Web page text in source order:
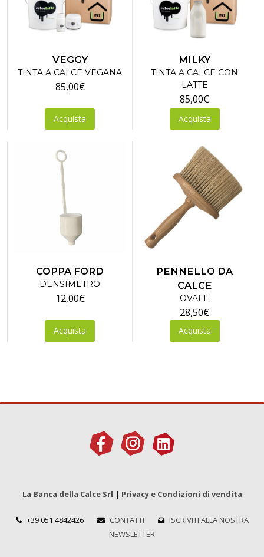
VEGGY
TINTA A CALCE VEGANA
85,00€
Acquista
MILKY
TINTA A CALCE CON
LATTE
85,00€
Acquista
COPPA FORD
DENSIMETRO
12,00€
Acquista
PENNELLO DA
CALCE
OVALE
28,50€
Acquista
La Banca della Calce Srl | Privacy e Condizioni di vendita
+39 051 4842426 CONTATTI
ISCRIVITI ALLA NOSTRA
NEWSLETTER